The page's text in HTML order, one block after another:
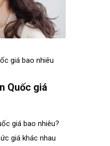
giá bao nhiêu
Quốc giá
giá bao nhiêu?
giá khác nhau